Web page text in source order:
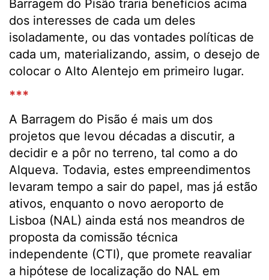
Barragem do Pisão traria benefícios acima
dos interesses de cada um deles
isoladamente, ou das vontades políticas de
cada um, materializando, assim, o desejo de
colocar o Alto Alentejo em primeiro lugar.
***
A Barragem do Pisão é mais um dos
projetos que levou décadas a discutir, a
decidir e a pôr no terreno, tal como a do
Alqueva. Todavia, estes empreendimentos
levaram tempo a sair do papel, mas já estão
ativos, enquanto o novo aeroporto de
Lisboa (NAL) ainda está nos meandros de
proposta da comissão técnica
independente (CTI), que promete reavaliar
a hipótese de localização do NAL em